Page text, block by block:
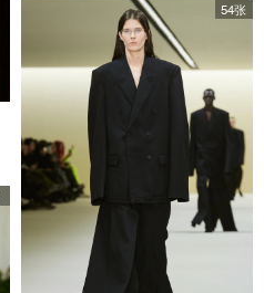
54张